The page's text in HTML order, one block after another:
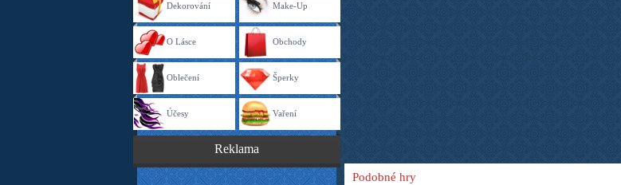
Dekorování Make-Up
O Lásce Obchody
Oblečení Šperky
Účesy Vaření
Reklama
Podobné hry